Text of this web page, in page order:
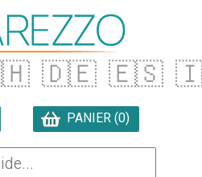
🇩🇪 🇪🇸
PANIER (0)